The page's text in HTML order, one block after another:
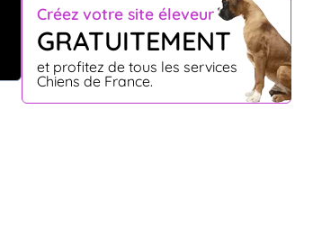
Créez votre site éleveur
GRATUITEMENT
et profitez de tous les services
Chiens de France.